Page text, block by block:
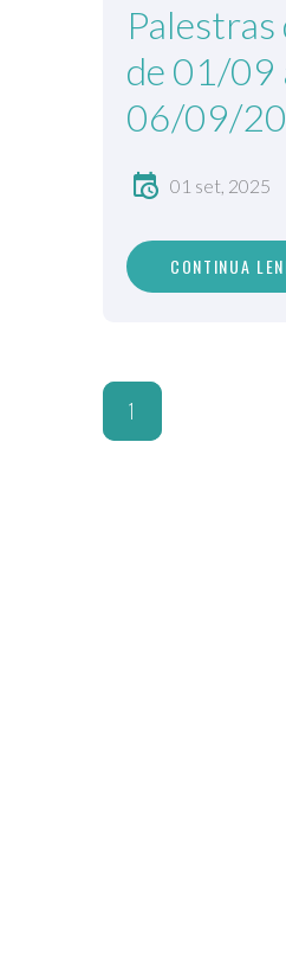
Palestras
de 01/09
06/09/
01 set, 2025
CONTINUA
1